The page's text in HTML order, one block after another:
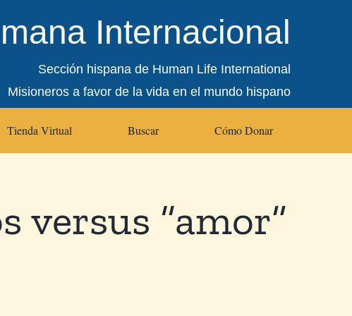
Internacional
Sección hispana de Human Life International
Misioneros a favor de la vida en el mundo hispano
Tienda Virtual Buscar Cómo Donar
versus “amor”